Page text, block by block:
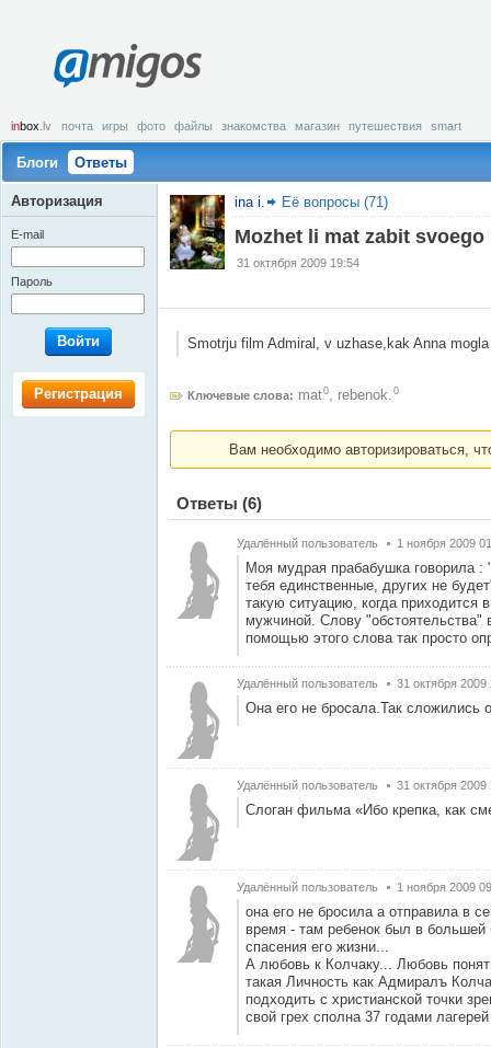
amigos
inbox .lv почта игры фото файлы знакомства магазин путешествия smart
Блоги Ответы
ina i. Её вопросы (71)
Mozhet li mat zabit svoego
31 октября 2009 19:54
Smotrju film Admiral, v uzhase,kak Anna
Ключевые слова: mat0, rebenok. 0
Вам необходимо авторизироваться,
Ответы (6)
Удалённый пользователь 1 ноября 2009
Моя мудрая прабабушка говорила
тебя единственные, других не
такую ситуацию, когда приходится
мужчиной. Слову "обстоятельства"
помощью этого слова так просто
Удалённый пользователь 31 октября 2009
Она его не бросала.Так сложились
Удалённый пользователь 31 октября 2009
Слоган фильма «Ибо крепка, как
Удалённый пользователь 1 ноября 2009
она его не бросила а отправила в
время - там ребенок был в
спасения его жизни...
А любовь к Колчаку... Любовь
такая Личность как Адмиралъ
подходить с христианской точки
свой грех сполна 37 годами
Авторизация
E-mail
Пароль
Войти
Регистрация